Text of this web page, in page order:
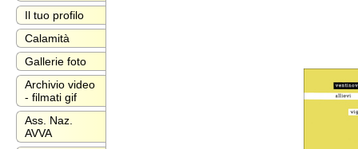
Il tuo profilo
Calamità
Gallerie foto
Archivio video
- filmati gif
Ass. Naz.
AVVA